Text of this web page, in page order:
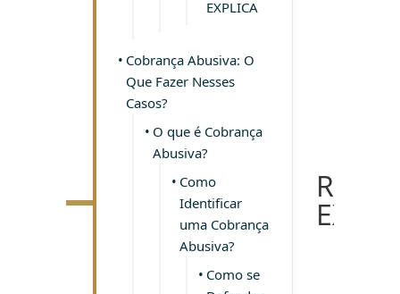
EXPLICA
Cobrança Abusiva: O
Que Fazer Nesses
Casos?
O que é Cobrança
Abusiva?
Como
Identificar
uma Cobrança
Abusiva?
Como se
REIS